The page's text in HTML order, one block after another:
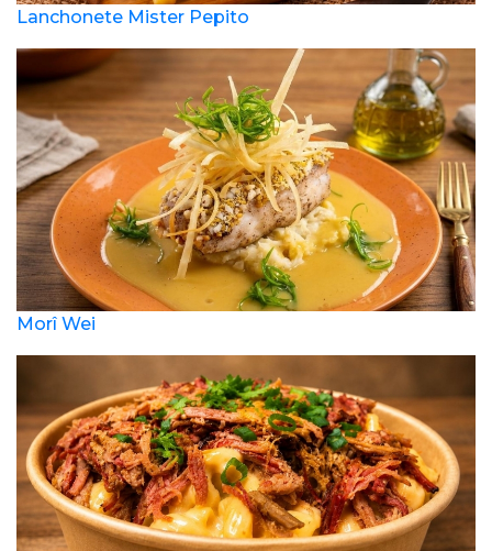
Lanchonete Mister Pepito
Morî Wei